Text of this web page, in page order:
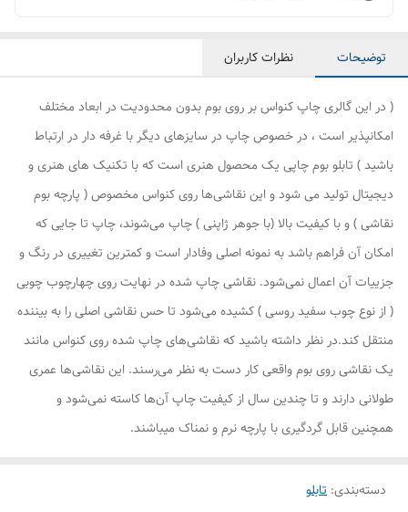
توضیحات نظرات کاربران
( در این گالری چاپ کنواس بر روی بوم بدون محدودیت در ابعاد مختلف
امکانپذیر است ، در خصوص چاپ در سایزهای دیگر با غرفه دار در ارتباط
باشید ) تابلو بوم چاپی یک محصول هنری است که با تکنیک های هنری و
دیجیتال تولید می شود و این نقاشی‌ها روی کنواس مخصوص ( پارچه بوم
نقاشی ) و با کیفیت بالا (با جوهر ژاپنی ) چاپ می‌شوند، چاپ تا جایی که
امکان آن فراهم باشد به نمونه اصلی وفادار است و کمترین تغییری در رنگ و
جزییات آن اعمال نمی‌شود. نقاشی چاپ شده در نهایت روی چهارچوب چوبی
( از نوع چوب سفید روسی ) کشیده می‌شود تا حس نقاشی اصلی را به بیننده
منتقل کند.در نظر داشته باشید که نقاشی‌های چاپ شده روی کنواس مانند
یک نقاشی روی بوم واقعی کار دست به نظر می‌رسند. این نقاشی‌ها عمری
طولانی دارند و تا چندین سال از کیفیت چاپ آن‌ها کاسته نمی‌شود و
همچنین قابل گردگیری با پارچه نرم و نمناک میباشند.
دسته‌بندی: تابلو